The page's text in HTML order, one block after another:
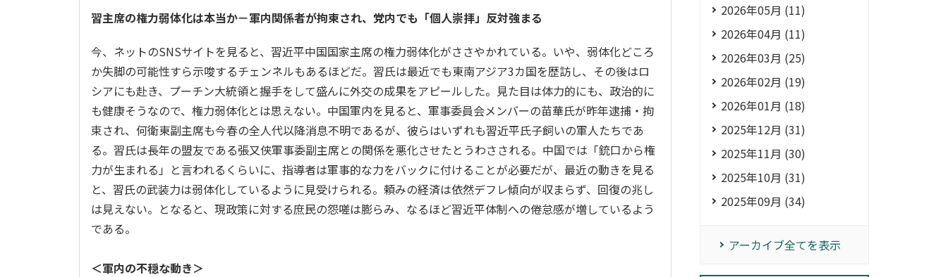
習主席の権力弱体化は本当か－軍内関係者が拘束され、党内でも「個人崇拝」反対強まる
今、ネットのSNSサイトを見ると、習近平中国国家主席の権力弱体化がささやかれている。いや、弱体化どころ
か失脚の可能性すら示唆するチェンネルもあるほどだ。習氏は最近でも東南アジア3カ国を歴訪し、その後はロ
シアにも赴き、プーチン大統領と握手をして盛んに外交の成果をアピールした。見た目は体力的にも、政治的に
も健康そうなので、権力弱体化とは思えない。中国軍内を見ると、軍事委員会メンバーの苗華氏が昨年逮捕・拘
束され、何衛東副主席も今春の全人代以降消息不明であるが、彼らはいずれも習近平氏子飼いの軍人たちであ
る。習氏は長年の盟友である張又侠軍事委副主席との関係を悪化させたとうわさされる。中国では「銃口から権
力が生まれる」と言われるくらいに、指導者は軍事的な力をバックに付けることが必要だが、最近の動きを見る
と、習氏の武装力は弱体化しているように見受けられる。頼みの経済は依然デフレ傾向が収まらず、回復の兆し
は見えない。となると、現政策に対する庶民の怨嗟は膨らみ、なるほど習近平体制への倦怠感が増しているよう
である。
＜軍内の不穏な動き＞
2026年05月 (11)
2026年04月 (11)
2026年03月 (25)
2026年02月 (19)
2026年01月 (18)
2025年12月 (31)
2025年11月 (30)
2025年10月 (31)
2025年09月 (34)
アーカイブ全てを表示